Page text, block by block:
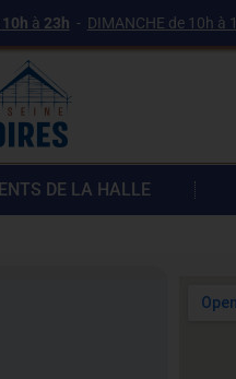
10h à 23h - DIMANCHE de 10h à
DE LA HALLE